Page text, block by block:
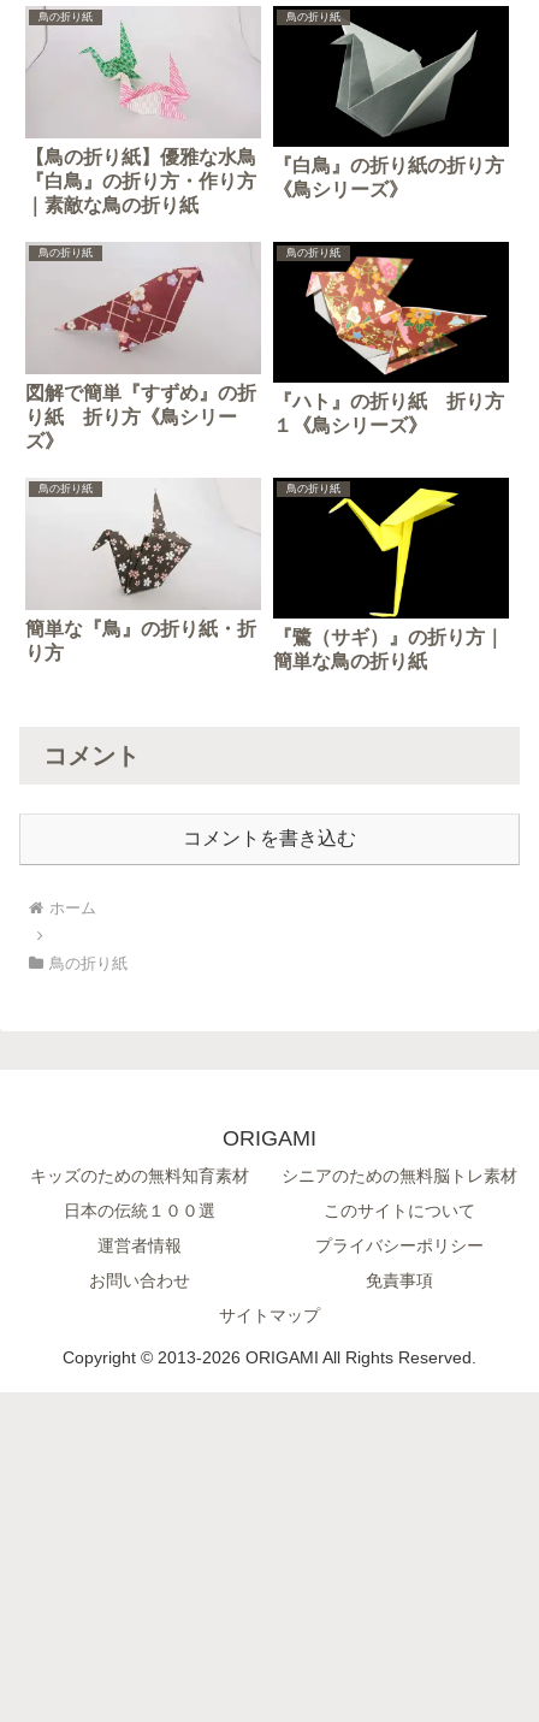
鳥の折り紙
【鳥の折り紙】優雅な水鳥
『白鳥』の折り方・作り方
｜素敵な鳥の折り紙
鳥の折り紙
『白鳥』の折り紙の折り方
《鳥シリーズ》
鳥の折り紙
図解で簡単『すずめ』の折
り紙 折り方《鳥シリー
ズ》
鳥の折り紙
『ハト』の折り紙 折り方
１《鳥シリーズ》
鳥の折り紙
簡単な『鳥』の折り紙・折
り方
鳥の折り紙
『鷺（サギ）』の折り方｜
簡単な鳥の折り紙
コメント
コメントを書き込む
ホーム
鳥の折り紙
ORIGAMI
キッズのための無料知育素材
シニアのための無料脳トレ素材
日本の伝統１００選
このサイトについて
運営者情報
プライバシーポリシー
お問い合わせ
免責事項
サイトマップ
Copyright © 2013-2026 ORIGAMI All Rights Reserved.